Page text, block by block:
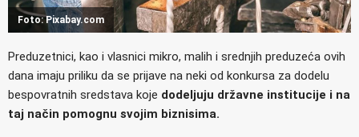
Foto: Pixabay.com
Preduzetnici, kao i vlasnici mikro, malih i srednjih preduzeća ovih
dana imaju priliku da se prijave na neki od konkursa za dodelu
bespovratnih sredstava koje dodeljuju državne institucije i na
taj način pomognu svojim biznisima.